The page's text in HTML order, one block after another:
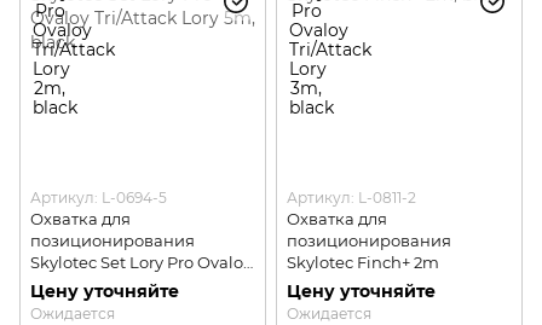
Артикул: L-0694-5
Охватка для
позиционирования
Skylotec Set Lory Pro Ovaloy
Tri/Attack Lory 5m
Цену уточняйте
Ожидается
Артикул: L-0811-2
Охватка для
позиционирования
Skylotec Finch+ 2m
Цену уточняйте
Ожидается